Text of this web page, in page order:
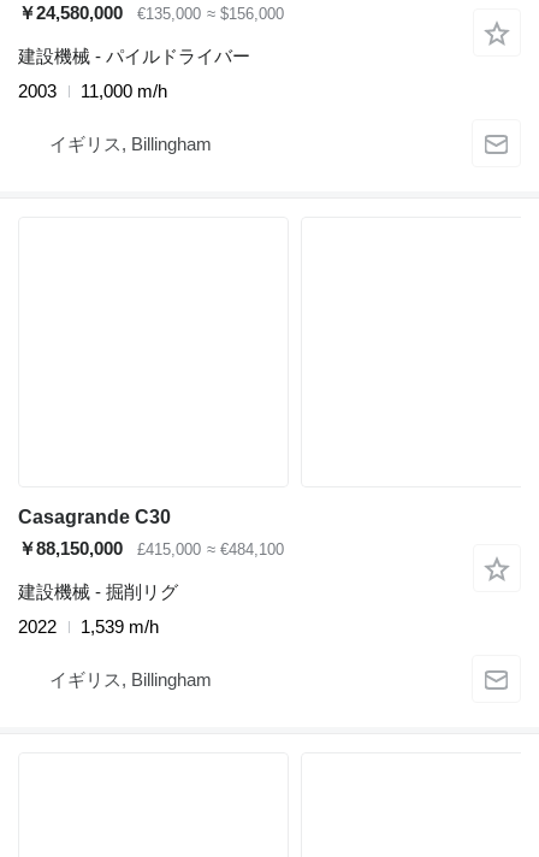
￥24,580,000 €135,000 ≈ $156,000
建設機械 - パイルドライバー
2003
11,000 m/h
イギリス, Billingham
Casagrande C30
￥88,150,000
£415,000 ≈ €484,100
建設機械 - 掘削リグ
2022
1,539 m/h
イギリス, Billingham